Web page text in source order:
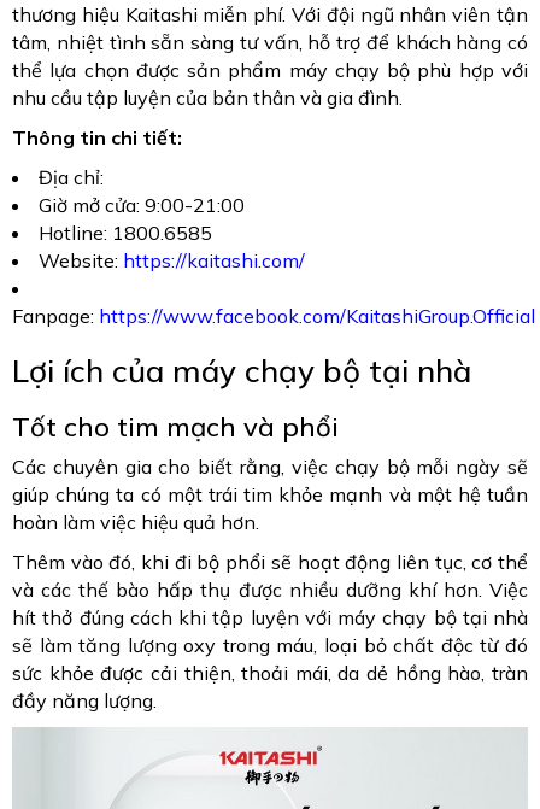
thương hiệu Kaitashi miễn phí. Với đội ngũ nhân viên tận
tâm, nhiệt tình sẵn sàng tư vấn, hỗ trợ để khách hàng có
thể lựa chọn được sản phẩm máy chạy bộ phù hợp với
nhu cầu tập luyện của bản thân và gia đình.
Thông tin chi tiết:
Địa chỉ:
Giờ mở cửa: 9:00-21:00
Hotline: 1800.6585
Website: https://kaitashi.com/
Fanpage: https://www.facebook.com/KaitashiGroup.Official
Lợi ích của máy chạy bộ tại nhà
Tốt cho tim mạch và phổi
Các chuyên gia cho biết rằng, việc chạy bộ mỗi ngày sẽ
giúp chúng ta có một trái tim khỏe mạnh và một hệ tuần
hoàn làm việc hiệu quả hơn.
Thêm vào đó, khi đi bộ phổi sẽ hoạt động liên tục, cơ thể
và các thế bào hấp thụ được nhiều dưỡng khí hơn. Việc
hít thở đúng cách khi tập luyện với máy chạy bộ tại nhà
sẽ làm tăng lượng oxy trong máu, loại bỏ chất độc từ đó
sức khỏe được cải thiện, thoải mái, da dẻ hồng hào, tràn
đầy năng lượng.